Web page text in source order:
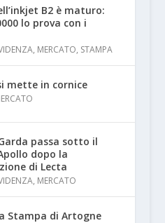
B2 è maturo:
lo prova con i
, MERCATO, STAMPA
mette in cornice
passa sotto il
dopo la
di Lecta
, MERCATO
Stampa di Artogne